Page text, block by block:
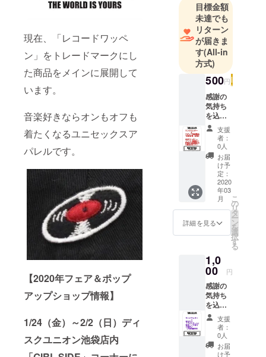
現在、「レコードワッペ
ン」をトレードマークにし
た商品をメインに展開して
います。
音楽好きならオンもオフも
着たくなるユニセックスア
パレルです。
【2020年フェア＆ポップ
アップショップ情報】
1/24（金）～2/2（日）ディ
スクユニオン池袋店内
目標金額
未達でも
リターン
が届きま
す(All-in
方式)
500円
感謝の
気持ち
を込め
た直筆
サンク
スレ
ター
（こち
らがメ
インで
す）
and 弊
社の
CAMPF
IREコ
お試し
覗き見
権（※遠
方の方
は来れ
ないか
もです
が、東
京渋谷
で毎月1
回開催
支援
者：
0人
お届
け予
定：
2020
年03
月
詳細を見る
こ
の
リ
タ
ー
ン
を
選
択
す
る
1,0
00 円
感謝の
気持ち
を込め
た直筆
サンク
スレ
ター
and あ
支援
者：
0人
お届
け予